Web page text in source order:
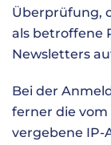
Überprüfung,
als betroffene
Newsletters
Bei der
ferner die vom
vergebene IP-